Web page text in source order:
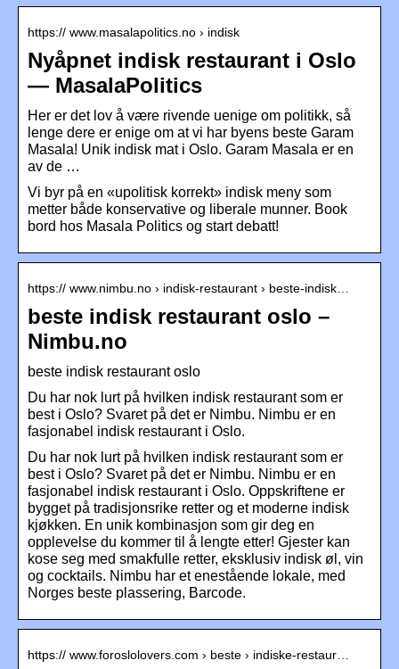
https:// www.masalapolitics.no › indisk
Nyåpnet indisk restaurant i Oslo
— MasalaPolitics
Her er det lov å være rivende uenige om politikk, så
lenge dere er enige om at vi har byens beste Garam
Masala! Unik indisk mat i Oslo. Garam Masala er en
av de …
Vi byr på en «upolitisk korrekt» indisk meny som
metter både konservative og liberale munner. Book
bord hos Masala Politics og start debatt!
https:// www.nimbu.no › indisk-restaurant › beste-indisk…
beste indisk restaurant oslo –
Nimbu.no
beste indisk restaurant oslo
Du har nok lurt på hvilken indisk restaurant som er
best i Oslo? Svaret på det er Nimbu. Nimbu er en
fasjonabel indisk restaurant i Oslo.
Du har nok lurt på hvilken indisk restaurant som er
best i Oslo? Svaret på det er Nimbu. Nimbu er en
fasjonabel indisk restaurant i Oslo. Oppskriftene er
bygget på tradisjonsrike retter og et moderne indisk
kjøkken. En unik kombinasjon som gir deg en
opplevelse du kommer til å lengte etter! Gjester kan
kose seg med smakfulle retter, eksklusiv indisk øl, vin
og cocktails. Nimbu har et enestående lokale, med
Norges beste plassering, Barcode.
https:// www.foroslolovers.com › beste › indiske-restaur…